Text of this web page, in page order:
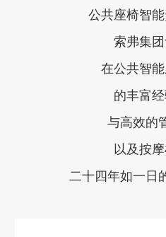
公共座椅智
索弗集
在公共智
的丰富
与高效的
以及按
二十四年如一日